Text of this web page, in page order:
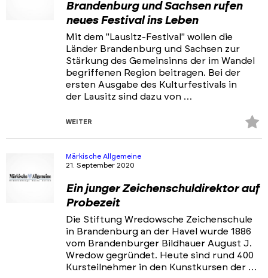
Brandenburg und Sachsen rufen
neues Festival ins Leben
Mit dem "Lausitz-Festival" wollen die
Länder Brandenburg und Sachsen zur
Stärkung des Gemeinsinns der im Wandel
begriffenen Region beitragen. Bei der
ersten Ausgabe des Kulturfestivals in
der Lausitz sind dazu von …
WEITER
Märkische Allgemeine
21. September 2020
Ein junger Zeichenschuldirektor auf
Probezeit
Die Stiftung Wredowsche Zeichenschule
in Brandenburg an der Havel wurde 1886
vom Brandenburger Bildhauer August J.
Wredow gegründet. Heute sind rund 400
Kursteilnehmer in den Kunstkursen der …